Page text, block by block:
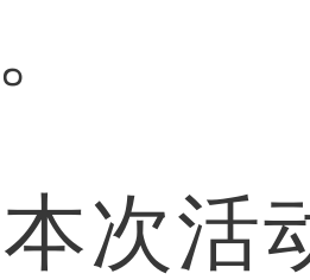
活动